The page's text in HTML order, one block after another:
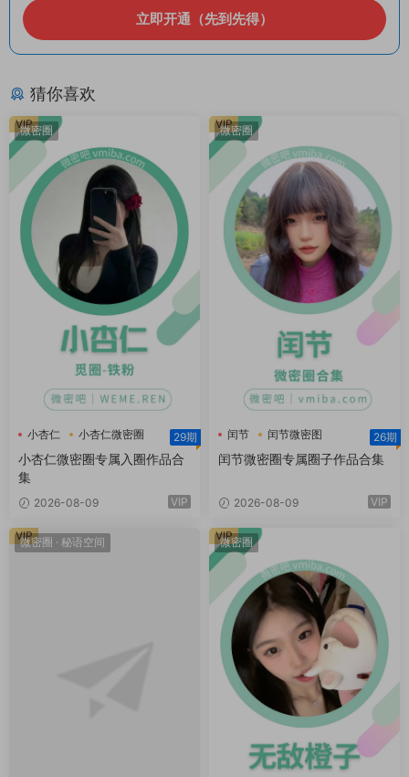
立即开通（先到先得）
猜你喜欢
微密圈
小杏仁 小杏仁微密圈 29期
小杏仁微密圈专属入圈作品合
集
2026-08-09 VIP
VIP 微密圈
闰节 闰节微密图 26期
闰节微密圈专属圈子作品合集
2026-08-09 VIP
VIP
微密圈 · 秘语空间
VIP 微密圈
VIP